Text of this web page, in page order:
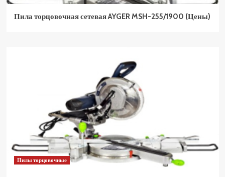
Пила торцовочная сетевая AYGER MSH-255/1900 (Цены)
Пилы торцовочные